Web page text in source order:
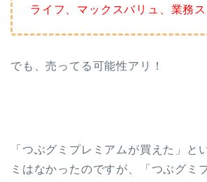
ライフ、マックスバリュ、業務
でも、売ってる可能性アリ！
「つぶグミプレミアムが買えた」と
ミはなかったのですが、「つぶグミ